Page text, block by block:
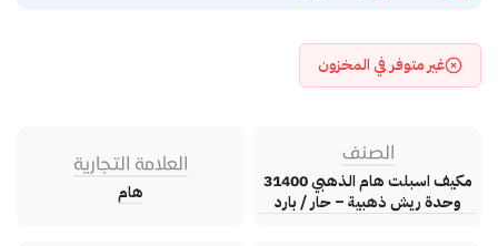
غير متوفر في المخزون
الصنف
مكيف اسبلت هام الذهبي 31400
وحدة ريش ذهبية – حار / بارد
العلامة التجارية
هام